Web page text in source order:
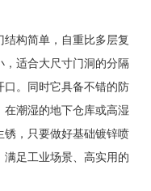
构简单，自重比多层复
适合大尺寸门洞的分隔
口。同时它具备不错的防
潮湿的地下仓库或高湿
锈，只要做好基础镀锌喷
足工业场景、高实用的